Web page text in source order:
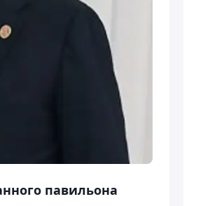
павильона